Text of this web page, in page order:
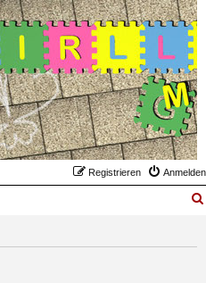
Anmelden
Registrieren